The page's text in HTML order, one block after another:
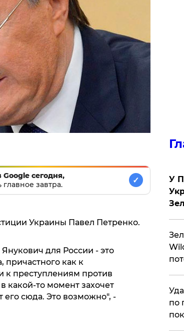
сегодня,
завтра.
✓
Украины Павел Петренко.
для России - это
как к
преступлениям против
какой-то момент захочет
его сюда. Это возможно", -
У
по